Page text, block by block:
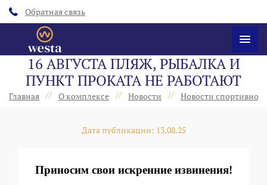
Обратная связь
16 АВГУСТА ПЛЯЖ, РЫБАЛКА И
ПУНКТ ПРОКАТА НЕ РАБОТАЮТ
Главная // О комплексе // Новости // Новости
Дата публикации: 13.08.25
Приносим свои искренние извинения!